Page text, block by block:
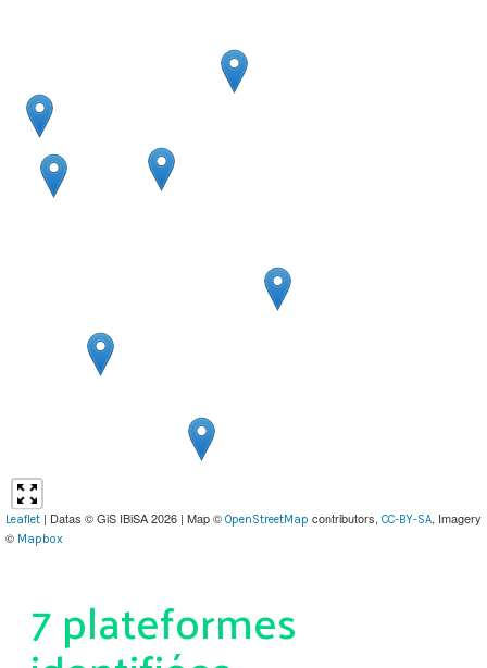
Leaflet | Datas © GiS IBiSA 2026 | Map © OpenStreetMap contributors, CC-BY-SA, Imagery
© Mapbox
7 plateformes